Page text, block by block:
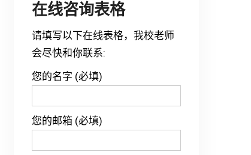
在线咨询表格
请填写以下在线表格，我校老师
会尽快和你联系:
您的名字 (必填)
您的邮箱 (必填)